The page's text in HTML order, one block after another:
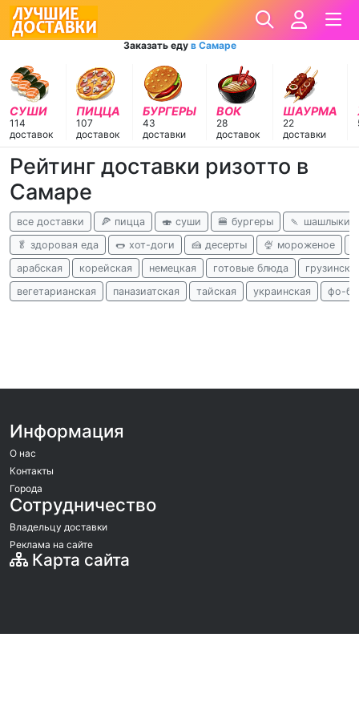
Заказать еду в Самаре
СУШИ
114
доставок
ПИЦЦА
107
доставок
БУРГЕРЫ
43
доставки
ВОК
28
доставок
ШАУРМА
22
доставки
Рейтинг доставки ризотто в
Самаре
все доставки 🍕 пицца 🍣 суши 🍔 бургеры
🍡 шашлыки
🥬 здоровая еда
🌭 хот-доги 🍰 десерты 🍨 мороженое
арабская
корейская немецкая готовые блюда
вегетарианская
паназиатская тайская украинская фо-бо
Информация
О нас
Контакты
Города
Сотрудничество
Владельцу доставки
Реклама на сайте
Карта сайта